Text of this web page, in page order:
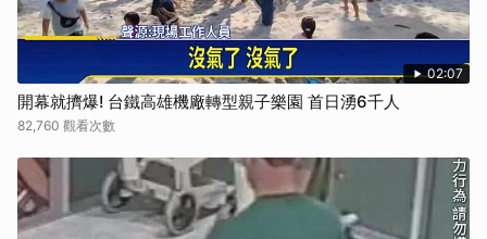
02:07
開幕就擠爆! 台鐵高雄機廠轉型親子樂園 首日湧6千人
82,760 觀看次數